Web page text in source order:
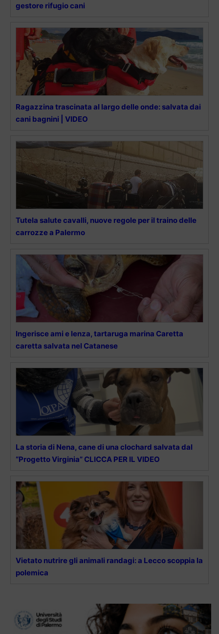
gestore rifugio cani
Ragazzina trascinata al largo delle onde: salvata dai
cani bagnini | VIDEO
Tutela salute cavalli, nuove regole per il traino delle
carrozze a Palermo
Ingerisce ami e lenza, tartaruga marina Caretta
caretta salvata nel Catanese
La storia di Nena, cane di una clochard salvata dal
“Progetto Virginia” CLICCA PER IL VIDEO
Vietato nutrire gli animali randagi: a Lecco scoppia la
polemica